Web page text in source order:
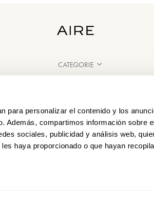
para personalizar el contenido y los
Además, compartimos información sobre
sociales, publicidad y análisis web,
haya proporcionado o que hayan
CATEGORIE
PUNTI VENDITA